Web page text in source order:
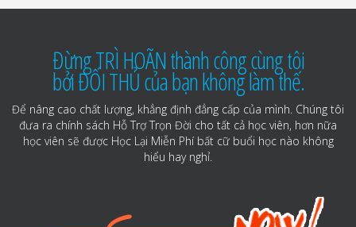
Đừng TRÌ HOÃN thành công cùng tôi
bởi ĐỐI THỦ của bạn không làm thế.
Để nâng cao chất lượng, khẳng định đẳng cấp của mình. Chúng tôi
đưa ra chính sách Hỗ Trợ Trọn Đời cho tất cả học viên, hơn nữa
học viên sẽ được Học Lại Miễn Phí bất cữ buổi học nào không
hiểu hay nghỉ.